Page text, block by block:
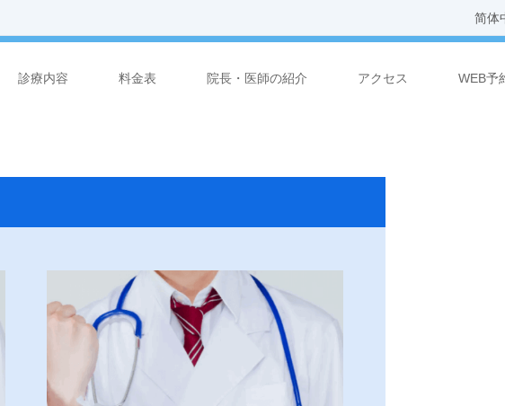
简体
診療内容 料金表 院長・医師の紹介 アクセス WEB予